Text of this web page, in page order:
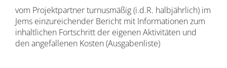
vom Projektpartner turnusmäßig (i.d.R. halbjährlich) im
Jems einzureichender Bericht mit Informationen zum
inhaltlichen Fortschritt der eigenen Aktivitäten und
den angefallenen Kosten (Ausgabenliste)